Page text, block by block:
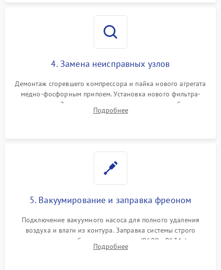
4. Замена неисправных узлов
Демонтаж сгоревшего компрессора и пайка нового агрегата
медно-фосфорным припоем. Установка нового фильтра-
осушителя. Замена изношенных вентиляторов обдува,
сломанных заслонок или поврежденных дверных петель.
Подробнее
5. Вакуумирование и заправка фреоном
Подключение вакуумного насоса для полного удаления
воздуха и влаги из контура. Заправка системы строго
дозированным объемом хладагента (R600a, R134a) по
электронным весам. Контроль рабочего давления в системе.
Подробнее